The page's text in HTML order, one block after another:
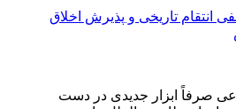
انتقام تاریخی و پذیرش اخلاق